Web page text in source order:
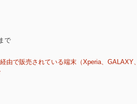
で
で販売されている端末（Xperia、GALAXY、